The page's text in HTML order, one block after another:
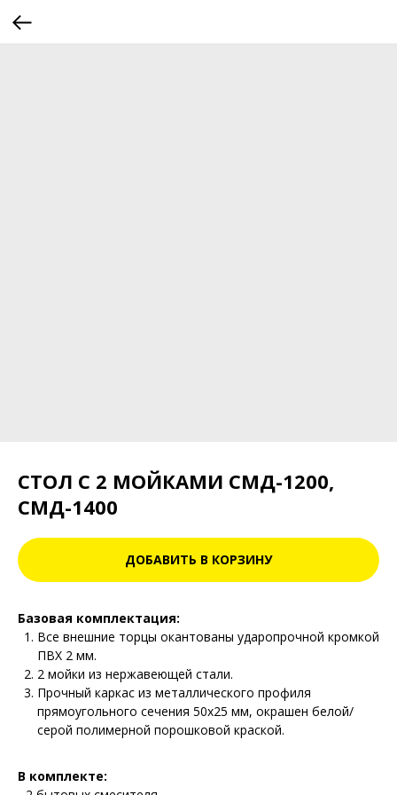
СТОЛ С 2 МОЙКАМИ СМД-1200,
СМД-1400
ДОБАВИТЬ В КОРЗИНУ
Базовая комплектация:
Все внешние торцы окантованы ударопрочной кромкой
ПВХ 2 мм.
2 мойки из нержавеющей стали.
Прочный каркас из металлического профиля
прямоугольного сечения 50х25 мм, окрашен белой/
серой полимерной порошковой краской.
В комплекте: